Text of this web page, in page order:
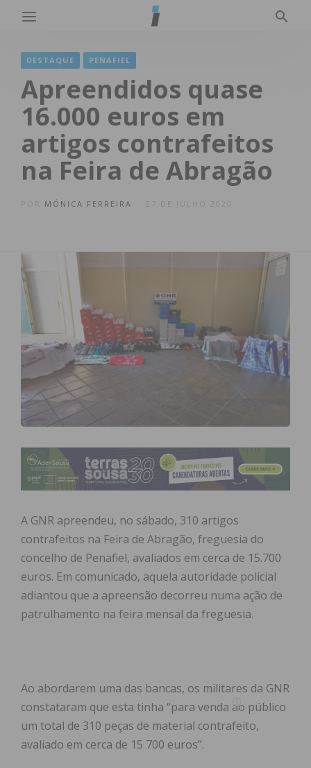
DESTAQUE PENAFIEL
Apreendidos quase
16.000 euros em
artigos contrafeitos
na Feira de Abragão
MÓNICA FERREIRA 27 DE JULHO 2020
A GNR apreendeu, no sábado, 310 artigos
contrafeitos na Feira de Abragão, freguesia do
concelho de Penafiel, avaliados em cerca de 15.700
euros. Em comunicado, aquela autoridade policial
adiantou que a apreensão decorreu numa ação de
patrulhamento na feira mensal da freguesia.
Ao abordarem uma das bancas, os militares da GNR
constataram que esta tinha “para venda ao público
um total de 310 peças de material contrafeito,
avaliado em cerca de 15 700 euros”.